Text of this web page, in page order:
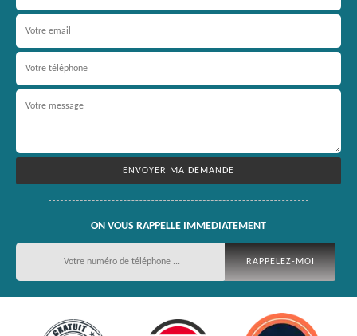
ON VOUS RAPPELLE IMMEDIATEMENT